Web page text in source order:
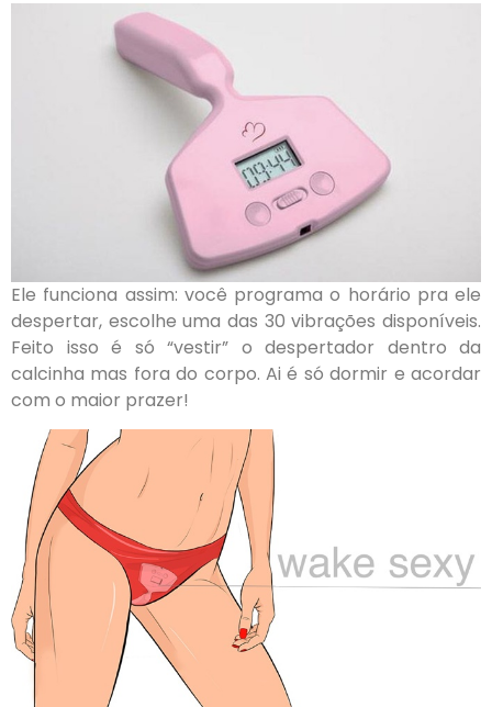
Ele funciona assim: você programa o horário pra ele
despertar, escolhe uma das 30 vibrações disponíveis.
Feito isso é só “vestir” o despertador dentro da
calcinha mas fora do corpo. Ai é só dormir e acordar
com o maior prazer!